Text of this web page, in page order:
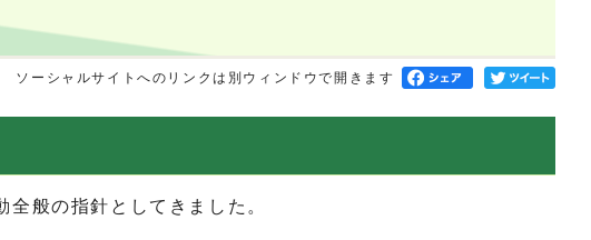
ソーシャルサイトへのリンクは別ウィンドウで開きます
般の指針としてきました。